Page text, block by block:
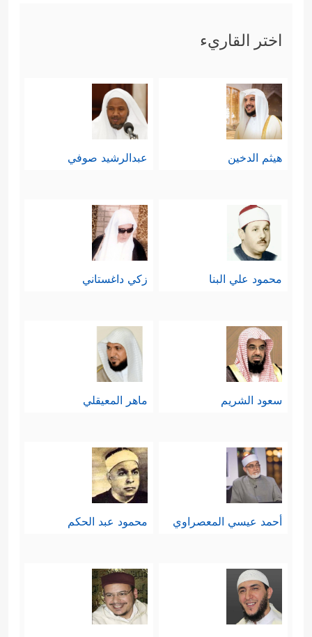
اختر القاريء
هيثم الدخين عبدالرشيد صوفي
محمود علي البنا زكي داغستاني
سعود الشريم ماهر المعيقلي
أحمد عيسي المعصراوي محمود عبد الحكم